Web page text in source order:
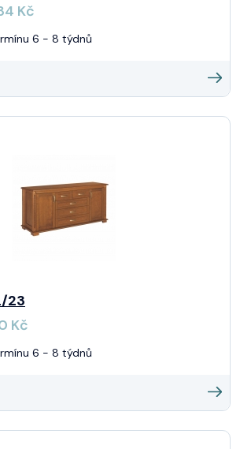
Kč
6 - 8 týdnů
23
Kč
6 - 8 týdnů